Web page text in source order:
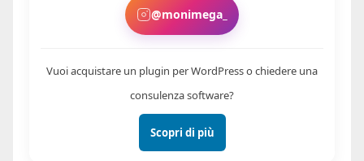
@monimega_
Vuoi acquistare un plugin per WordPress o chiedere una
consulenza software?
Scopri di più